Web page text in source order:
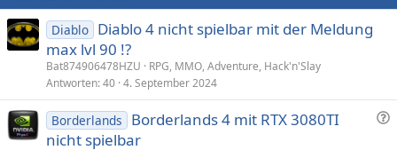
Diablo Diablo 4 nicht spielbar mit der Meldung
max lvl 90 !?
Bat874906478HZU
RPG, MMO, Adventure, Hack'n'Slay
Antworten 40 4. September 2024
F
Borderlands
Borderlands 4 mit RTX 3080TI
nicht spielbar